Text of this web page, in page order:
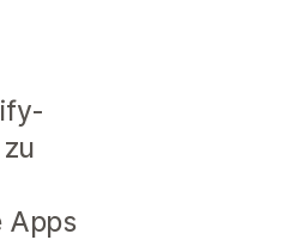
Apps